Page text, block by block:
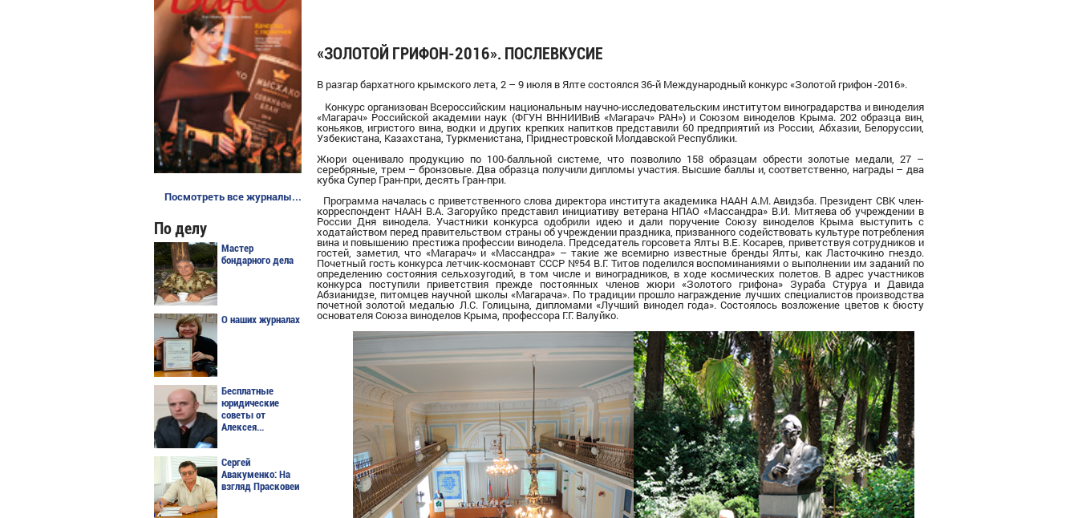
Посмотреть все журналы...
По делу
Мастер
бондарного дела
О наших журналах
Бесплатные
юридические
советы от
Алексея...
Сергей
Авакуменко: На
взгляд Прасковеи
«ЗОЛОТОЙ ГРИФОН-2016». ПОСЛЕВКУСИЕ
В разгар бархатного крымского лета, 2 – 9 июля в Ялте состоялся 36-й Международный конкурс «Золотой грифон -2016».
Конкурсорганизован Всероссийским национальным научно-исследовательским институтом виноградарства и виноделия
«Магарач» Российской академии наук (ФГУН ВННИИВиВ «Магарач» РАН») и Союзом виноделов Крыма. 202 образца вин,
коньяков, игристого вина, водки и других крепких напитков представили 60 предприятий из России, Абхазии, Белоруссии,
Узбекистана, Казахстана, Туркменистана, Приднестровской Молдавской Республики.
Жюри оценивало продукцию по 100-балльной системе, что позволило 158 образцам обрести золотые медали, 27 –
серебряные, трем – бронзовые. Два образца получили дипломы участия. Высшие баллы и, соответственно, награды – два
кубка Супер Гран-при, десять Гран-при.
Программа началась с приветственного слова директора института академика НААН А.М. Авидзба. Президент СВК член-
корреспондент НААН В.А. Загоруйко представил инициативу ветерана НПАО «Массандра» В.И. Митяева об учреждении в
России Дня винодела. Участники конкурса одобрили идею и дали поручение Союзу виноделов Крыма выступить с
ходатайством перед правительством страны об учреждении праздника, призванного содействовать культуре потребления
вина и повышению престижа профессии винодела. Председатель горсовета Ялты В.Е. Косарев, приветствуя сотрудников и
гостей, заметил, что «Магарач» и «Массандра» – такие же всемирно известные бренды Ялты, как Ласточкино гнездо.
Почетный гость конкурса летчик-космонавт СССР №54 В.Г. Титов поделился воспоминаниями о выполнении им заданийпо
определению состояния сельхозугодий, в том числе и виноградников, в ходе космических полетов. Вадрес участников
конкурса поступили приветствия прежде постоянных членов жюри «Золотого грифона» Зураба Стуруа и Давида
Абзианидзе, питомцев научной школы «Магарача». По традиции прошло награждениелучших специалистов производства
почетной золотой медалью Л.С. Голицына, дипломами «Лучший винодел года».Состоялось возложение цветов к бюсту
основателя Союза виноделов Крыма, профессора Г.Г. Валуйко.